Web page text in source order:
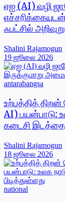
ஏஐ (AI) வழி
ஃபட்சில்
Shalini Rajamogun
19 ஜூலை 2026
antarabangsa
உற்பத்தித்
AI) பயன்பாடு:
கடைசி
Shalini Rajamogun
18 ஜூலை 2026
national